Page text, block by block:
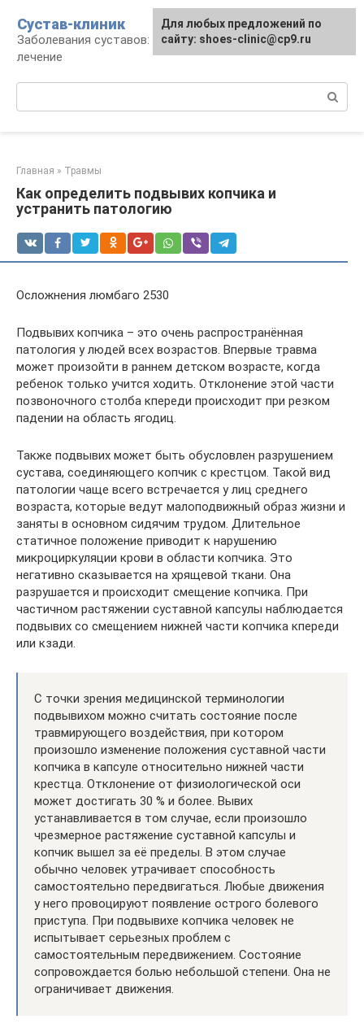
контенту
Сустав-клиник
Заболевания суставов: профилактика и
лечение
Главная » Травмы
Как определить подвывих копчика и
устранить патологию
Осложнения люмбаго 2530
Подвывих копчика – это очень распространённая
патология у людей всех возрастов. Впервые травма
может произойти в раннем детском возрасте, когда
ребенок только учится ходить. Отклонение этой части
позвоночного столба кпереди происходит при резком
падении на область ягодиц.
Также подвывих может быть обусловлен разрушением
сустава, соединяющего копчик с крестцом. Такой вид
патологии чаще всего встречается у лиц среднего
возраста, которые ведут малоподвижный образ жизни и
заняты в основном сидячим трудом. Длительное
статичное положение приводит к нарушению
микроциркуляции крови в области копчика. Это
негативно сказывается на хрящевой ткани. Она
разрушается и происходит смещение копчика. При
частичном растяжении суставной капсулы наблюдается
подвывих со смещением нижней части копчика кпереди
или кзади.
С точки зрения медицинской терминологии
подвывихом можно считать состояние после
травмирующего воздействия, при котором
произошло изменение положения суставной части
копчика в капсуле относительно нижней части
крестца. Отклонение от физиологической оси
может достигать 30 % и более. Вывих
устанавливается в том случае, если произошло
чрезмерное растяжение суставной капсулы и
копчик вышел за её пределы. В этом случае
обычно человек утрачивает способность
самостоятельно передвигаться. Любые движения
у него провоцируют появление острого болевого
приступа. При подвывихе копчика человек не
испытывает серьезных проблем с
самостоятельным передвижением. Состояние
сопровождается болью небольшой степени. Она не
ограничивает движения.
Для любых предложений по
сайту: shoes-clinic@cp9.ru